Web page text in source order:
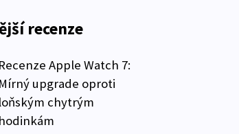
recenze
Recenze Apple Watch 7:
Mírný upgrade oproti
loňským chytrým
hodinkám